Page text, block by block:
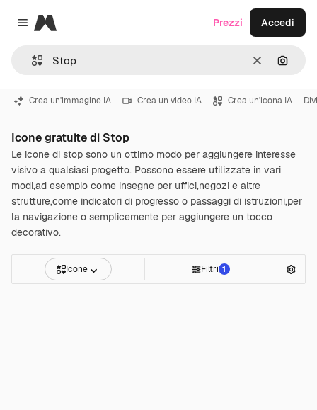
Close menu
Magnific
CancellaCerca
Prezzi Accedi
Crea un'immagine IA Crea un video IA Crea un'icona IA
Icone gratuite di Stop
Le icone di stop sono un ottimo modo per aggiungere interesse
visivo a qualsiasi progetto. Possono essere utilizzate in vari
modi,ad esempio come insegne per uffici,negozi e altre
strutture,come indicatori di progresso o passaggi di istruzioni,per
la navigazione o semplicemente per aggiungere un tocco
decorativo.
Icone Filtri 1